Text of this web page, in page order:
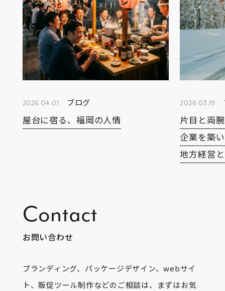
2026 04.01 ブログ
屋台に宿る、福岡の人情
2026 03.19
片目と両
企業を築
地方経営
Contact
お問い合わせ
ブランディング、パッケージデザイン、webサイ
ト、販促ツール制作などのご相談は、まずはお気